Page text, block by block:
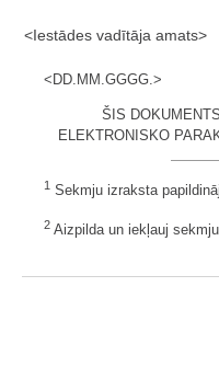
<Iestādes vadītāja amats>
<DD.MM.GGGG.>
ŠIS
ELEKTRONISKO
1 Sekmju izraksta
2 Aizpilda un iekļauj